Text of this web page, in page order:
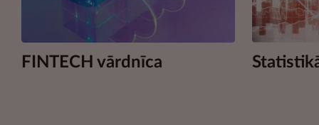
FINTECH vārdnīca